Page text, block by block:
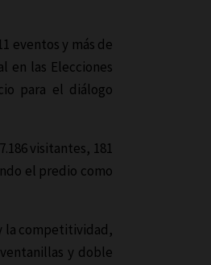
eventos y más de
en las Elecciones
para el diálogo
visitantes, 181
el predio como
la competitividad,
y doble